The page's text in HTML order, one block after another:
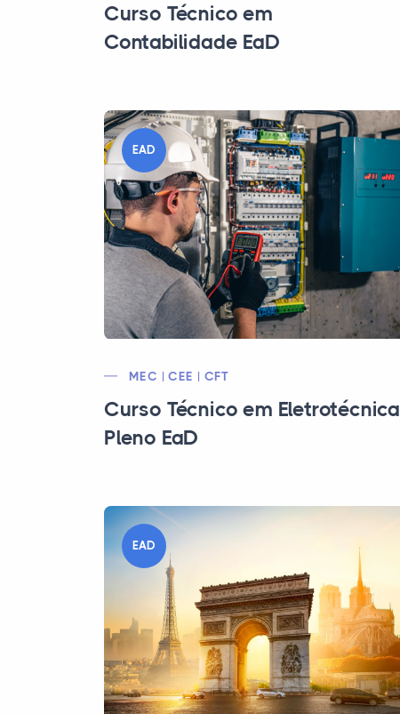
Curso Técnico em
Contabilidade EaD
EAD
MEC | CEE | CFT
Curso Técnico em Eletrotécnica
Pleno EaD
EAD